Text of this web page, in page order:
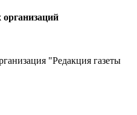
"Редакция газеты